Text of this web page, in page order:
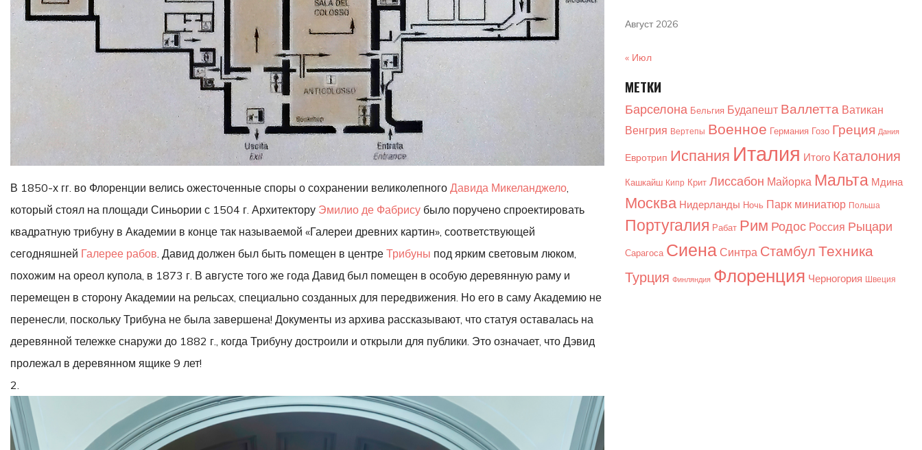
В 1850-х гг. во Флоренции велись ожесточенные споры о сохранении великолепного Давида Микеланджело
который стоял на площади Синьории с 1504 г. Архитектору Эмилио де Фабрису было поручено спроектировать
квадратную трибуну в Академии в конце так называемой «Галереи древних картин», соответствующей
сегодняшней Галерее рабов . Давид должен был быть помещен в центре Трибуны под ярким световым люком,
похожим на ореол купола, в 1873 г. В августе того же года Давид был помещен в особую деревянную раму и
перемещен в сторону Академии на рельсах, специально созданных для передвижения. Но его в саму Академию не
перенесли, поскольку Трибуна не была завершена! Документы из архива рассказывают, что статуя оставалась на
деревянной тележке снаружи до 1882 г., когда Трибуну достроили и открыли для публики. Это означает, что Дэвид
пролежал в деревянном ящике 9 лет!
2.
Август 2026
« Июл
МЕТКИ
Барселона Бельгия Будапешт Валлетта Ватикан
Венгрия Вертепы Военное Германия Гозо Греция Дания
Евротрип Испания Италия Итого Каталония
Кашкайш Кипр Крит Лиссабон Майорка Мальта Мдина
Москва Нидерланды Ночь Парк миниатюр Польша
Португалия Рабат Рим Родос Россия Рыцари
Сарагоса Сиена Синтра Стамбул Техника
Турция Финляндия Флоренция Черногория Швеция